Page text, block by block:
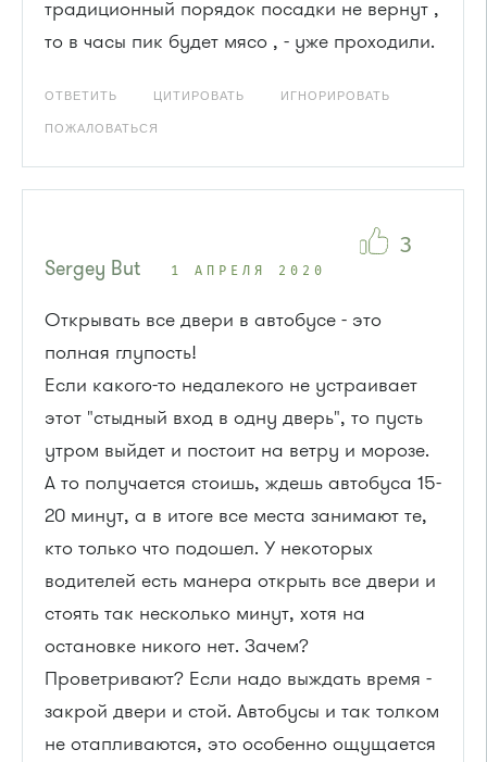
традиционный порядок посадки не вернут ,
то в часы пик будет мясо , - уже проходили.
ОТВЕТИТЬ ЦИТИРОВАТЬ ИГНОРИРОВАТЬ
ПОЖАЛОВАТЬСЯ
Sergey But 1 АПРЕЛЯ 2020
Открывать все двери в автобусе - это
полная глупость!
Если какого-то недалекого не устраивает
этот "стыдный вход в одну дверь", то пусть
утром выйдет и постоит на ветру и морозе.
А то получается стоишь, ждешь автобуса 15-
20 минут, а в итоге все места занимают те,
кто только что подошел. У некоторых
водителей есть манера открыть все двери и
стоять так несколько минут, хотя на
остановке никого нет. Зачем?
Проветривают? Если надо выждать время -
закрой двери и стой. Автобусы и так толком
не отапливаются, это особенно ощущается
3